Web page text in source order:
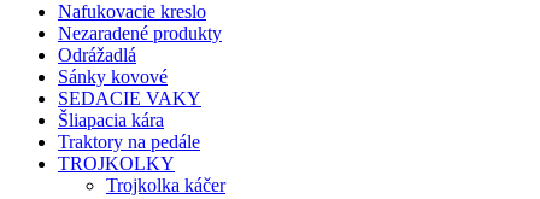
Nafukovacie kreslo
Nezaradené produkty
Odrážadlá
Sánky kovové
SEDACIE VAKY
Šliapacia kára
Traktory na pedále
TROJKOLKY
Trojkolka káčer